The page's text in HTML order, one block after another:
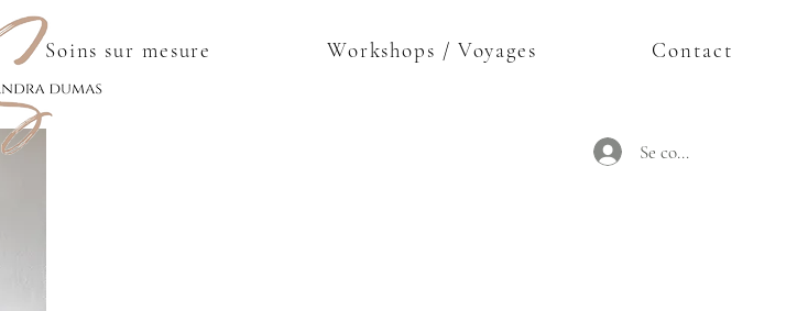
Se connecter
Soins sur mesure Workshops / Voyages Contact